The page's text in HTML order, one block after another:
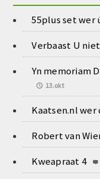
55plus set wer
Verbaast U
Yn memoriam
13.okt
Kaatsen.nl wer
Robert van
Kweapraat 4